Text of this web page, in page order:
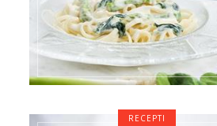
RECEPTI